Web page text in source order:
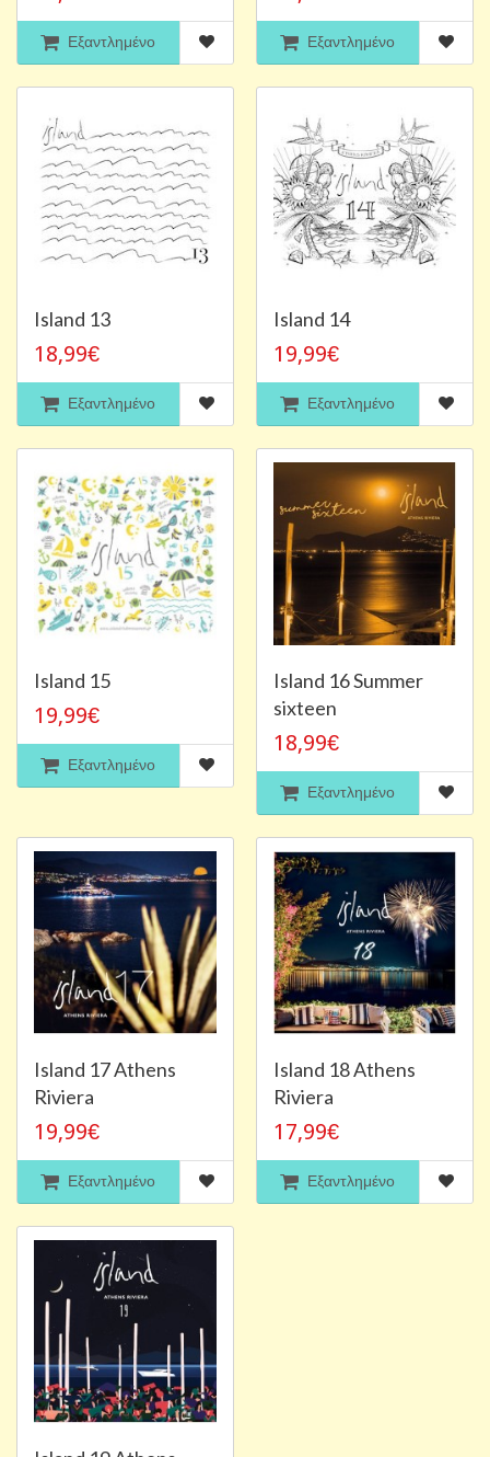
Εξαντλημένο Εξαντλημένο
Island 13
18,99€
Εξαντλημένο
Island 14
19,99€
Εξαντλημένο
Island 15
19,99€
Εξαντλημένο
Island 16 Summer
sixteen
18,99€
Εξαντλημένο
Island 17 Athens
Riviera
19,99€
Εξαντλημένο
Island 18 Athens
Riviera
17,99€
Εξαντλημένο